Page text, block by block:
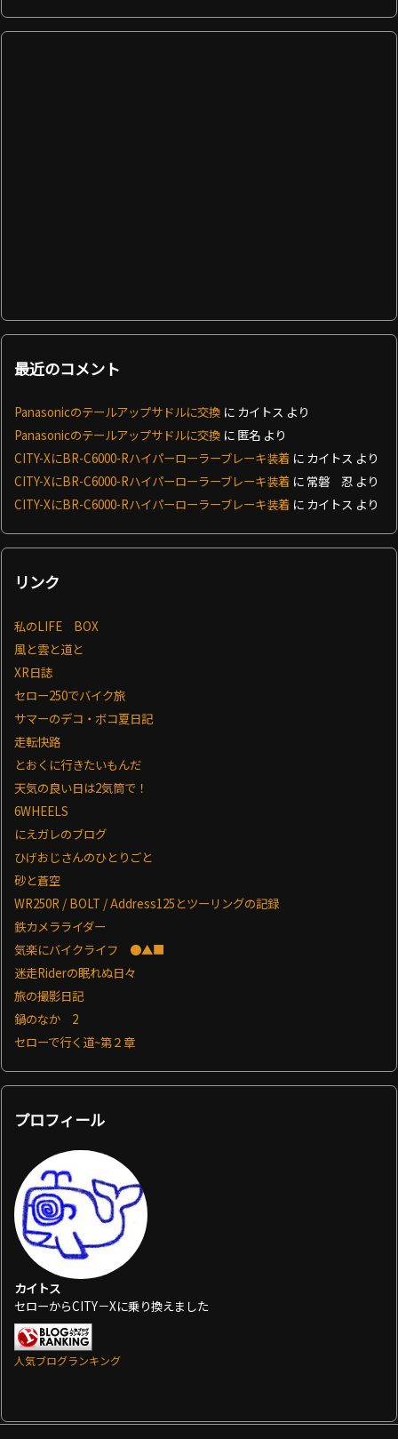
最近のコメント
Panasonicのテールアップサドルに交換 に カイトス より
Panasonicのテールアップサドルに交換 に 匿名 より
CITY-XにBR-C6000-Rハイパーローラーブレーキ装着 に カイトス より
CITY-XにBR-C6000-Rハイパーローラーブレーキ装着 に 常磐 忍 より
CITY-XにBR-C6000-Rハイパーローラーブレーキ装着 に カイトス より
リンク
私のLIFE BOX
風と雲と道と
XR日誌
セロー250でバイク旅
サマーのデコ・ボコ夏日記
走転快路
とおくに行きたいもんだ
天気の良い日は2気筒で！
6WHEELS
にえガレのブログ
ひげおじさんのひとりごと
砂と蒼空
WR250R / BOLT / Address125とツーリングの記録
鉄カメラライダー
気楽にバイクライフ ●▲■
迷走Riderの眠れぬ日々
旅の撮影日記
鍋のなか 2
セローで行く道~第２章
プロフィール
カイトス
セローからCITY－Xに乗り換えました
人気ブログランキング